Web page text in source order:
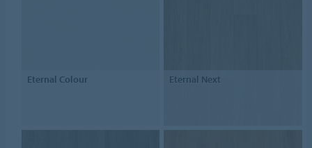
Eternal Colour Eternal Next